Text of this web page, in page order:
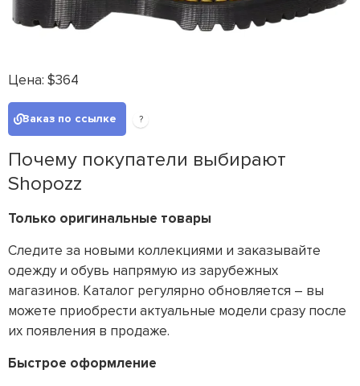
Цена: $364
Заказ по ссылке ?
Почему покупатели выбирают
Shopozz
Только оригинальные товары
Следите за новыми коллекциями и заказывайте
одежду и обувь напрямую из зарубежных
магазинов. Каталог регулярно обновляется – вы
можете приобрести актуальные модели сразу после
их появления в продаже.
Быстрое оформление